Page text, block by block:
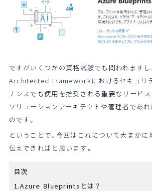
ですがいくつかの資格試験でも問われますし
Architected Frameworkにおけるセキュリ
ナンスでも使用を推奨される重要なサービ
ソリューションアーキテクトや管理者であ
のです。
ということで、今回はこれについて大まか
伝えできればと思います。
目次
1.Azure Blueprintsとは？